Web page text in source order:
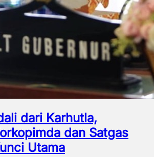
dari Karhutla,
dan Satgas
Utama